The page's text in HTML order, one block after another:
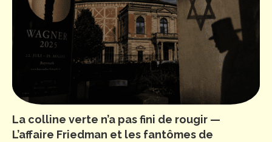
La colline verte n’a pas fini de rougir —
L’affaire Friedman et les fantômes de